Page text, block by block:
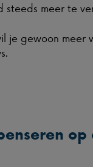
meer te
gewoon meer